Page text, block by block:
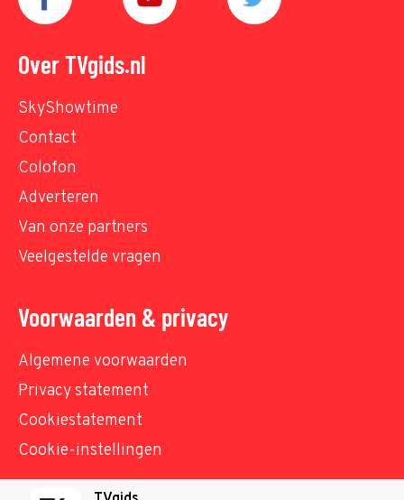
Over TVgids.nl
SkyShowtime
Contact
Colofon
Adverteren
Van onze partners
Veelgestelde vragen
Voorwaarden & privacy
Algemene voorwaarden
Privacy statement
Cookiestatement
Cookie-instellingen